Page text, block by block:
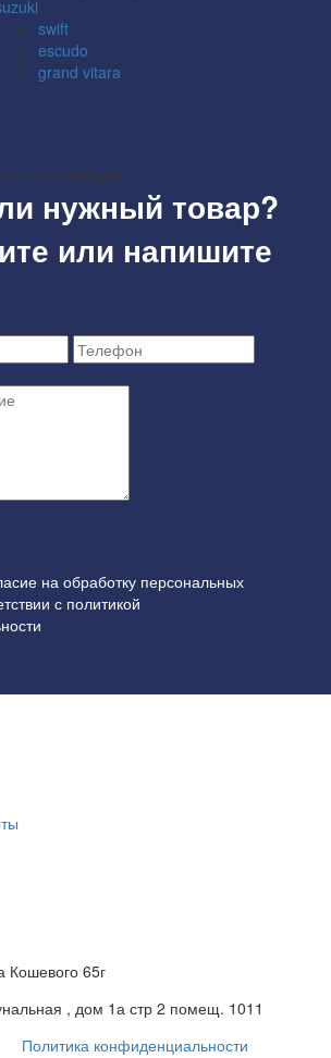
swift
escudo
grand vitara
не найдено.
нужный товар?
или напишите
на обработку персональных
с политикой
Кошевого 65г
, дом 1а стр 2 помещ. 1011
Политика конфиденциальности